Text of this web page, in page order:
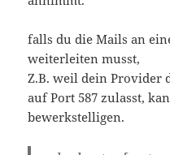
falls du die Mails an
weiterleiten musst,
Z.B. weil dein
auf Port 587 zulasst,
bewerkstelligen.